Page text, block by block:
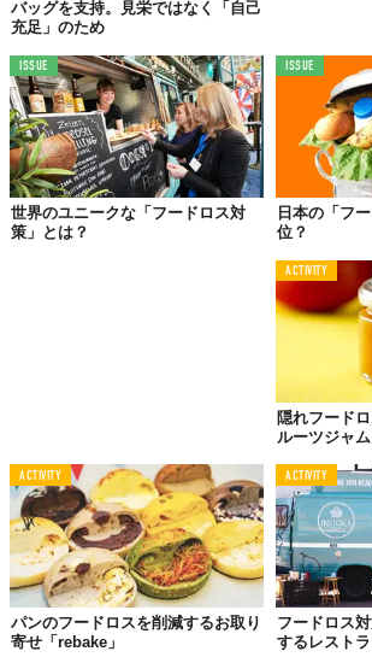
©
Top image: ©
TABI LABO
バッグを支持。見栄ではなく「自己
充足」のため
ISSUE
世界のユニークな「フードロス対
策」とは？
ISSUE
日本の「フ
位？
ACTIVITY
隠れフード
ルーツジャム
ACTIVITY
パンのフードロスを削減するお取り
寄せ「rebake」
ACTIVITY
フードロス
するレスト